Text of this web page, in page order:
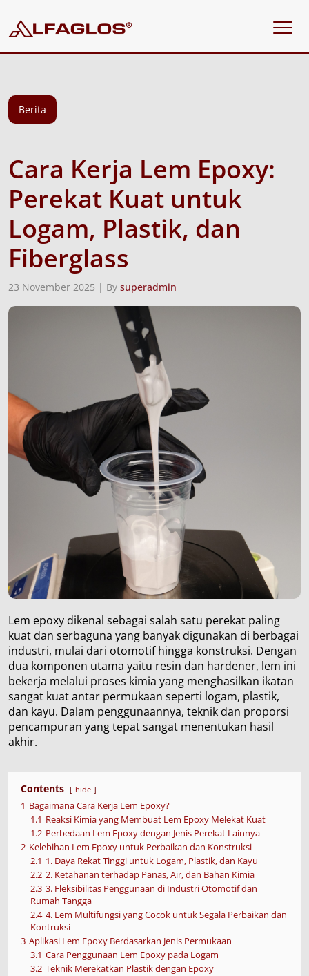
Berita
Cara Kerja Lem Epoxy:
Perekat Kuat untuk
Logam, Plastik, dan
Fiberglass
23 November 2025 | By superadmin
Lem epoxy dikenal sebagai salah satu perekat paling
kuat dan serbaguna yang banyak digunakan di berbagai
industri, mulai dari otomotif hingga konstruksi. Dengan
dua komponen utama yaitu resin dan hardener, lem ini
bekerja melalui proses kimia yang menghasilkan ikatan
sangat kuat antar permukaan seperti logam, plastik,
dan kayu. Dalam penggunaannya, teknik dan proporsi
pencampuran yang tepat sangat menentukan hasil
akhir.
Contents hide
1 Bagaimana Cara Kerja Lem Epoxy?
1.1 Reaksi Kimia yang Membuat Lem Epoxy Melekat Kuat
1.2 Perbedaan Lem Epoxy dengan Jenis Perekat Lainnya
2 Kelebihan Lem Epoxy untuk Perbaikan dan Konstruksi
2.1 1. Daya Rekat Tinggi untuk Logam, Plastik, dan Kayu
2.2 2. Ketahanan terhadap Panas, Air, dan Bahan Kimia
2.3 3. Fleksibilitas Penggunaan di Industri Otomotif dan
Rumah Tangga
2.4 4. Lem Multifungsi yang Cocok untuk Segala Perbaikan dan
Kontruksi
3 Aplikasi Lem Epoxy Berdasarkan Jenis Permukaan
3.1 Cara Penggunaan Lem Epoxy pada Logam
3.2 Teknik Merekatkan Plastik dengan Epoxy